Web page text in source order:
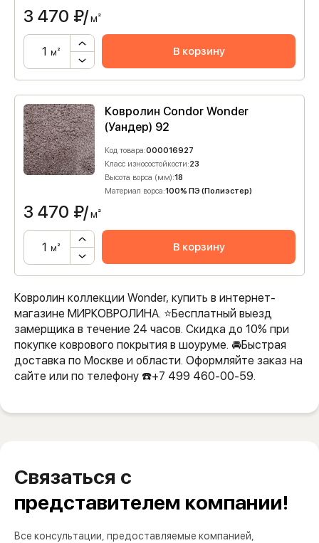
3 470 ₽/м²
м² В корзину
Ковролин Condor Wonder
(Уандер) 92
Код товара:000016927
Класс износостойкости:23
Высота ворса (мм):18
Материал ворса:100% ПЭ (Полиэстер)
3 470 ₽/м²
м² В корзину
Ковролин коллекции Wonder, купить в интернет-
магазине МИРКОВРОЛИНА. ⭐️Бесплатный выезд
замерщика в течение 24 часов. Скидка до 10% при
покупке коврового покрытия в шоуруме. 🚘Быстрая
доставка по Москве и области. Оформляйте заказ на
сайте или по телефону ☎️+7 499 460-00-59.
Связаться с
представителем компании!
Все консультации, предоставляемые компанией,